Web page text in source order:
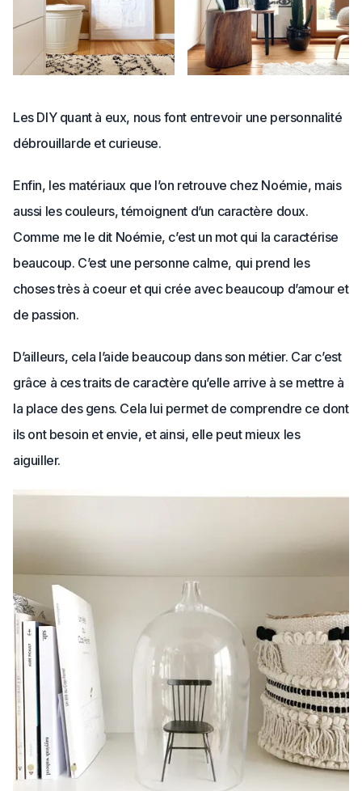
Les DIY quant à eux, nous font entrevoir une personnalité
débrouillarde et curieuse.
Enfin, les matériaux que l’on retrouve chez Noémie, mais
aussi les couleurs, témoignent d’un caractère doux.
Comme me le dit Noémie, c’est un mot qui la caractérise
beaucoup. C’est une personne calme, qui prend les
choses très à coeur et qui crée avec beaucoup d’amour et
de passion.
D’ailleurs, cela l’aide beaucoup dans son métier. Car c’est
grâce à ces traits de caractère qu’elle arrive à se mettre à
la place des gens. Cela lui permet de comprendre ce dont
ils ont besoin et envie, et ainsi, elle peut mieux les
aiguiller.